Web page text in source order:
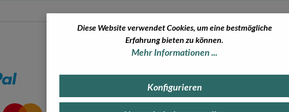
Versand
Diese Website verwendet Cookies, um eine bestmögliche
Erfahrung bieten zu können.
Mehr Informationen ...
Konfigurieren